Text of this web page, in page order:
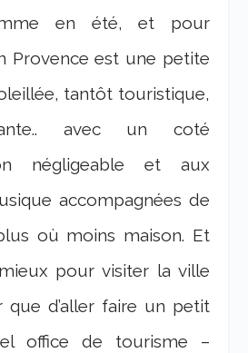
en été, et pour
Provence est une petite
tantôt touristique,
avec un coté
négligeable et aux
accompagnées de
où moins maison. Et
pour visiter la ville
que d’aller faire un petit
office de tourisme –